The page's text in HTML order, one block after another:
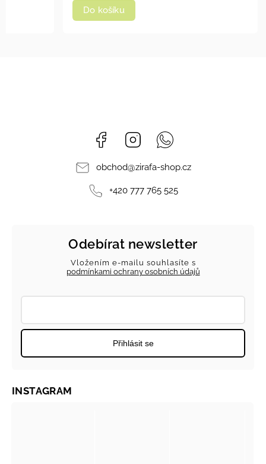
Do košíku
Facebook Instagram
obchod@zirafa-shop.cz
+420 777 765 525
Odebírat newsletter
Vložením e-mailu souhlasíte s
podmínkami ochrany osobních údajů
Přihlásit se
INSTAGRAM